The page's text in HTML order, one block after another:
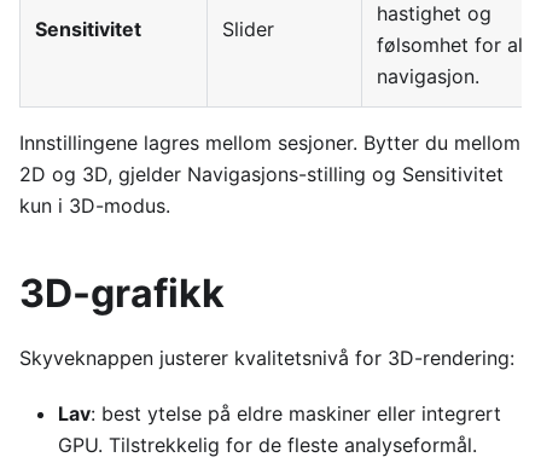
Sensitivitet Slider
hastighet og
følsomhet for all
navigasjon.
Innstillingene lagres mellom sesjoner. Bytter du mellom
2D og 3D, gjelder Navigasjons-stilling og Sensitivitet
kun i 3D-modus.
3D-grafikk
Skyveknappen justerer kvalitetsnivå for 3D-rendering:
Lav: best ytelse på eldre maskiner eller integrert
GPU. Tilstrekkelig for de fleste analyseformål.